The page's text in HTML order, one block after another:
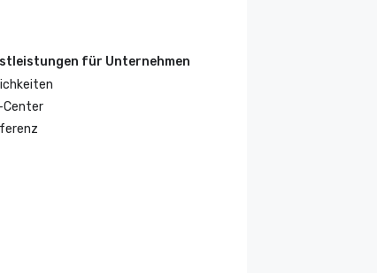
für Unternehmen
Center